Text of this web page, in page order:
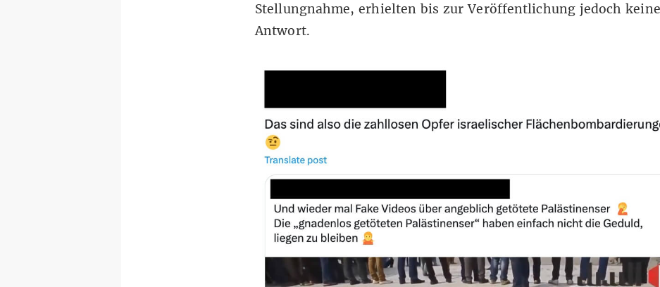
Stellungnahme, erhielten bis zur Veröffentlichung jedoch keine
Antwort.